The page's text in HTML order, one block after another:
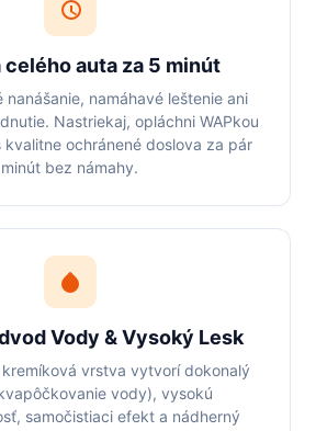
celého auta za 5 minút
namáhavé leštenie ani
Nastriekaj, opláchni WAPkou
kvalitne ochránené doslova za pár
minút bez námahy.
Vody & Vysoký Lesk
vrstva vytvorí dokonalý
vody), vysokú
samočistiaci efekt a nádherný